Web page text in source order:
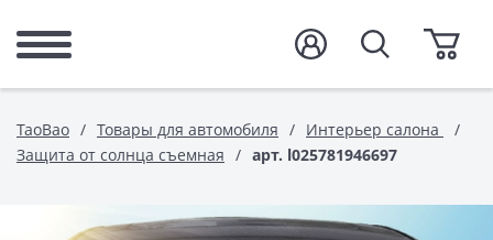
TaoBao Товары для автомобиля
Интерьер салона
Защита от солнца съемная
арт. l025781946697